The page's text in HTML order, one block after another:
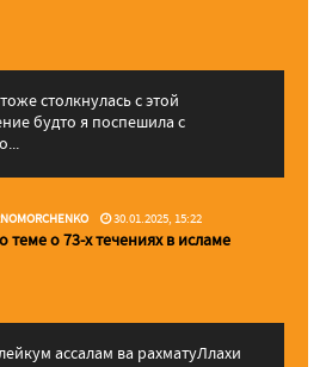
столкнулась с этой
будто я поспешила с
30.01.2025, 15:22
теме о 73-х течениях в исламе